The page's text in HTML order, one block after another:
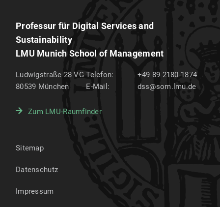
Professur für Digital Services and
Sustainability
LMU Munich School of Management
Ludwigstraße 28 VG
80539 München
Telefon:
+49 89 2180-1874
E-Mail:
dss@som.lmu.de
Zum LMU-Raumfinder
Sitemap
Datenschutz
Impressum